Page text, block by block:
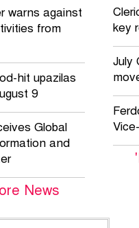
warns against
from
hit upazilas
9
Global
and
News
key
July